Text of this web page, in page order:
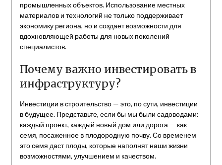
промышленных объектов. Использование местных
материалов и технологий не только поддерживает
экономику региона, но и создает возможности для
вдохновляющей работы для новых поколений
специалистов.
Почему важно инвестировать в
инфраструктуру?
Инвестиции в строительство — это, по сути, инвестиции
в будущее. Представьте, если бы мы были садоводами:
каждый проект, каждый новый дом или дорога — как
семя, посаженное в плодородную почву. Со временем
это семя даст плоды, которые наполнят наши жизни
возможностями, улучшением и качеством.